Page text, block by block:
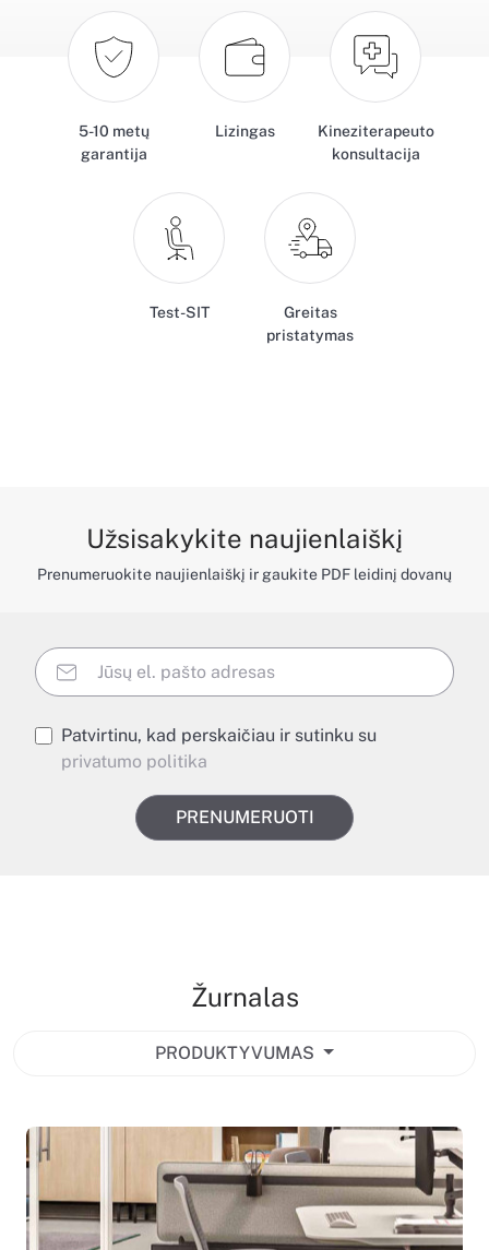
5-10 metų
garantija
Lizingas
Kineziterapeuto
konsultacija
Test-SIT
Greitas
pristatymas
Užsisakykite naujienlaiškį
Prenumeruokite naujienlaiškį ir gaukite PDF leidinį dovanų
Patvirtinu, kad perskaičiau ir sutinku su
privatumo politika
PRENUMERUOTI
Žurnalas
PRODUKTYVUMAS